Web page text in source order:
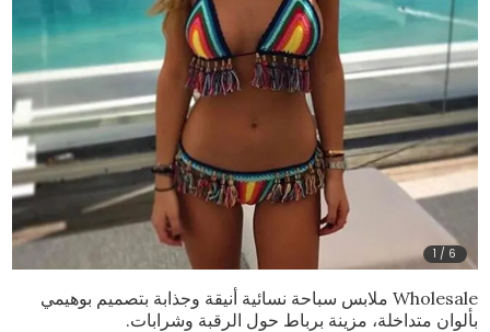
1 / 6
Wholesale ملابس سباحة نسائية أنيقة وجذابة بتصميم بوهيمي
بألوان متداخلة، مزينة برباط حول الرقبة وشرابات.